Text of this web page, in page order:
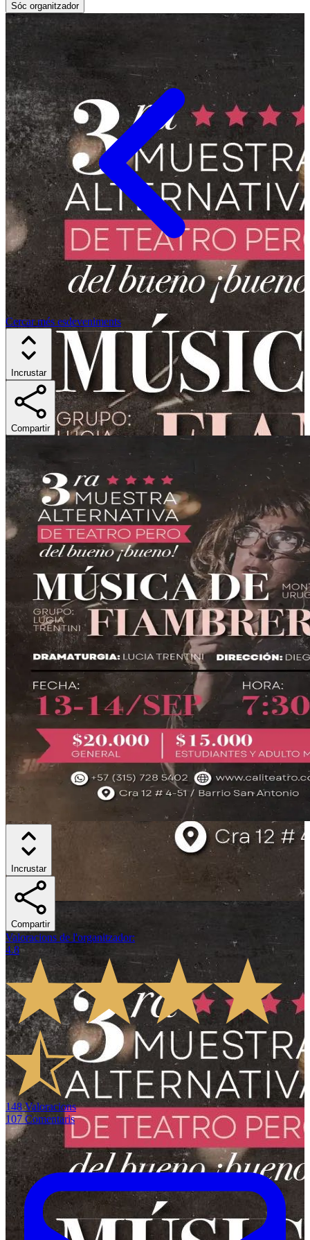
Sóc organitzador
Cercar més esdeveniments
Incrustar
Compartir
Incrustar
Compartir
Valoracions de l'organitzador:
4.8
148 Valoracions
107 Comentaris